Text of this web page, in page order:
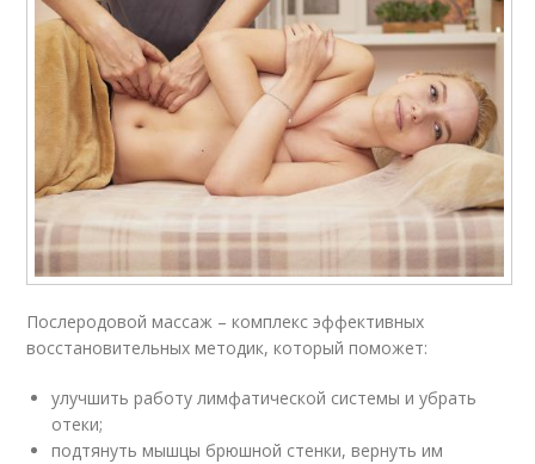
Послеродовой массаж – комплекс эффективных
восстановительных методик, который поможет:
улучшить работу лимфатической системы и убрать
отеки;
подтянуть мышцы брюшной стенки, вернуть им